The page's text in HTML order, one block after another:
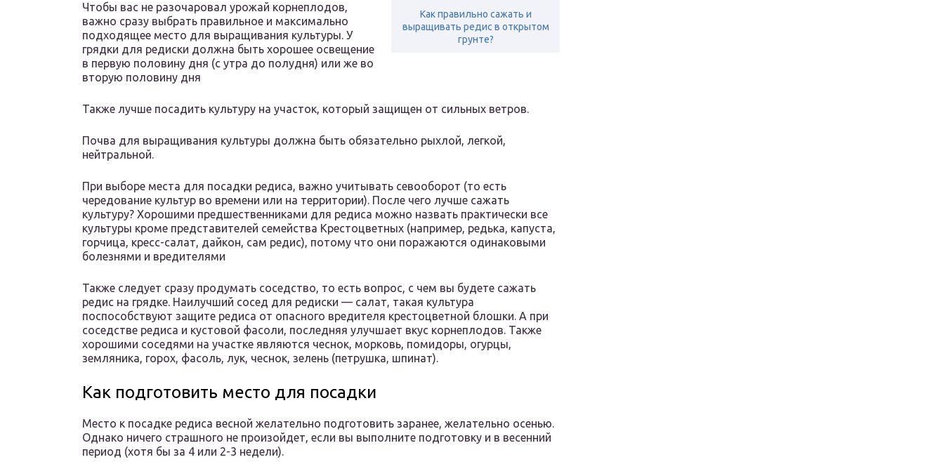
Как правильно сажать и
выращивать редис в открытом
грунте?
Чтобы вас не разочаровал урожай корнеплодов,
важно сразу выбрать правильное и максимально
подходящее место для выращивания культуры. У
грядки для редиски должна быть хорошее освещение
в первую половину дня (с утра до полудня) или же во
вторую половину дня
Также лучше посадить культуру на участок, который защищен от сильных ветров.
Почва для выращивания культуры должна быть обязательно рыхлой, легкой,
нейтральной.
При выборе места для посадки редиса, важно учитывать севооборот (то есть
чередование культур во времени или на территории). После чего лучше сажать
культуру? Хорошими предшественниками для редиса можно назвать практически все
культуры кроме представителей семейства Крестоцветных (например, редька, капуста,
горчица, кресс-салат, дайкон, сам редис), потому что они поражаются одинаковыми
болезнями и вредителями
Также следует сразу продумать соседство, то есть вопрос, с чем вы будете сажать
редис на грядке. Наилучший сосед для редиски — салат, такая культура
поспособствуют защите редиса от опасного вредителя крестоцветной блошки. А при
соседстве редиса и кустовой фасоли, последняя улучшает вкус корнеплодов. Также
хорошими соседями на участке являются чеснок, морковь, помидоры, огурцы,
земляника, горох, фасоль, лук, чеснок, зелень (петрушка, шпинат).
Как подготовить место для посадки
Место к посадке редиса весной желательно подготовить заранее, желательно осенью.
Однако ничего страшного не произойдет, если вы выполните подготовку и в весенний
период (хотя бы за 4 или 2-3 недели).